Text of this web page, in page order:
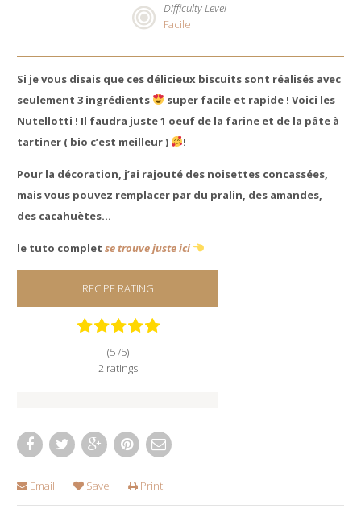
Difficulty Level
Facile
Si je vous disais que ces délicieux biscuits sont réalisés avec
seulement 3 ingrédients
super facile et rapide ! Voici les
Nutellotti ! Il faudra juste 1 oeuf de la farine et de la pâte à
tartiner ( bio c’est meilleur )
!
Pour la décoration, j’ai rajouté des noisettes concassées,
mais vous pouvez remplacer par du pralin, des amandes,
des cacahuètes…
le tuto completse trouve juste ici
RECIPE RATING
(5 /5)
2 ratings
Email Save Print